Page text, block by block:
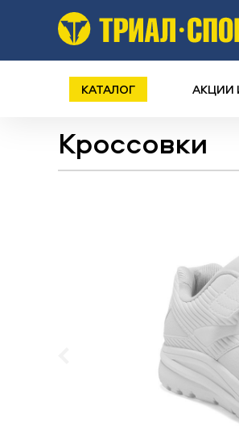
КАТАЛОГ АКЦИИ
Кроссовки